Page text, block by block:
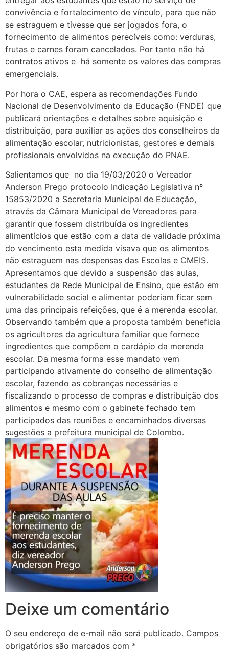
convivência e fortalecimento de vínculo, para que não
se estraguem e tivesse que ser jogados fora, o
fornecimento de alimentos perecíveis como: verduras,
frutas e carnes foram cancelados. Por tanto não há
contratos ativos e há somente os valores das compras
emergenciais.
Por hora o CAE, espera as recomendações Fundo
Nacional de Desenvolvimento da Educação (FNDE) que
publicará orientações e detalhes sobre aquisição e
distribuição, para auxiliar as ações dos conselheiros da
alimentação escolar, nutricionistas, gestores e demais
profissionais envolvidos na execução do PNAE.
Salientamos que no dia 19/03/2020 o Vereador
Anderson Prego protocolo Indicação Legislativa nº
15853/2020 a Secretaria Municipal de Educação,
através da Câmara Municipal de Vereadores para
garantir que fossem distribuída os ingredientes
alimentícios que estão com a data de validade próxima
do vencimento esta medida visava que os alimentos
não estraguem nas despensas das Escolas e CMEIS.
Apresentamos que devido a suspensão das aulas,
estudantes da Rede Municipal de Ensino, que estão em
vulnerabilidade social e alimentar poderiam ficar sem
uma das principais refeições, que é a merenda escolar.
Observando também que a proposta também beneficia
os agricultores da agricultura familiar que fornece
ingredientes que compõem o cardápio da merenda
escolar. Da mesma forma esse mandato vem
participando ativamente do conselho de alimentação
escolar, fazendo as cobranças necessárias e
fiscalizando o processo de compras e distribuição dos
alimentos e mesmo com o gabinete fechado tem
participados das reuniões e encaminhados diversas
sugestões a prefeitura municipal de Colombo.
Deixe um comentário
O seu endereço de e-mail não será publicado. Campos
obrigatórios são marcados com *